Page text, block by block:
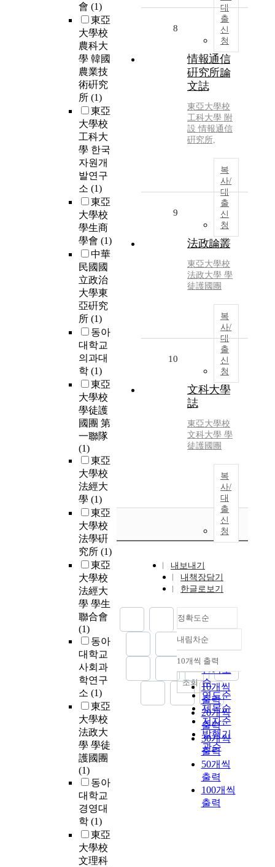
會 (1)
東亞
大學校
農科大
學 韓國
農業技
術硏究
所 (1)
東亞
大學校
工科大
學 한국
자원개
발연구
소 (1)
東亞
大學校
學生商
學會 (1)
中華
民國國
立政治
大學東
亞硏究
所 (1)
동아
대학교
의과대
학 (1)
東亞
大學校
學徒護
國團 第
一聯隊
(1)
東亞
大學校
法經大
學 (1)
東亞
大學校
法學硏
究所 (1)
東亞
大學校
法經大
學 學生
聯合會
(1)
동아
대학교
사회과
학연구
소 (1)
東亞
大學校
法政大
學 學徒
護國團
(1)
동아
대학교
경영대
학 (1)
東亞
大學校
文理科
대
출
신
청
8
情報通信
硏究所論
文誌
東亞大學校
工科大學 附
設 情報通信
硏究所,
복
사/
대
출
신
청
9
法政論叢
東亞大學校
法政大學 學
徒護國團
복
사/
대
출
신
청
10
文科大學
誌
東亞大學校
文科大學 學
徒護國團
복
사/
대
출
신
청
내보내기
내책장담기
한글로보기
정확도순
정확도
순
인기도
순
연도순
제목순
저자순
발행기
관순
내림차순
내림차순
10개씩 출력
10개씩
출력
20개씩
출력
30개씩
출력
50개씩
출력
100개씩
출력
조회